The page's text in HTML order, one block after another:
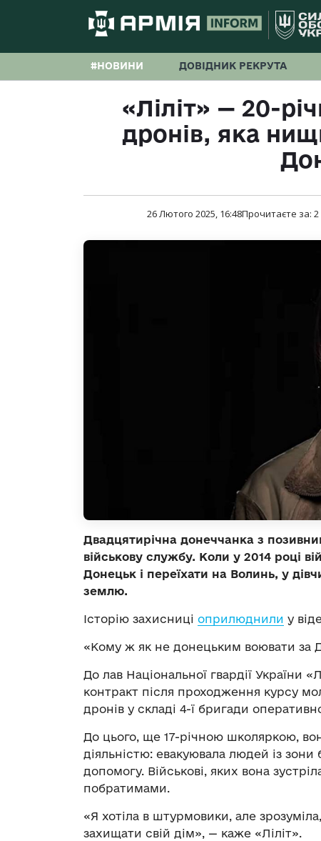
#НОВИНИ ДОВІДНИК РЕКРУТА
«Ліліт» — 20-
дронів, яка
26 Лютого 2025, 16:48Прочитаєте за: 2
Двадцятирічна донеччанка з
військову службу. Коли у 2014 році
Донецьк і переїхати на Волинь, у
землю.
Історію захисниці оприлюднили у
«Кому ж як не донецьким воювати за
До лав Національної гвардії України
контракт після проходження курсу
дронів у складі 4-ї бригади
До цього, ще 17-річною школяркою,
діяльністю: евакуювала людей із зони
допомогу. Військові, яких вона
побратимами.
«Я хотіла в штурмовики, але
захищати свій дім», — каже «Ліліт».